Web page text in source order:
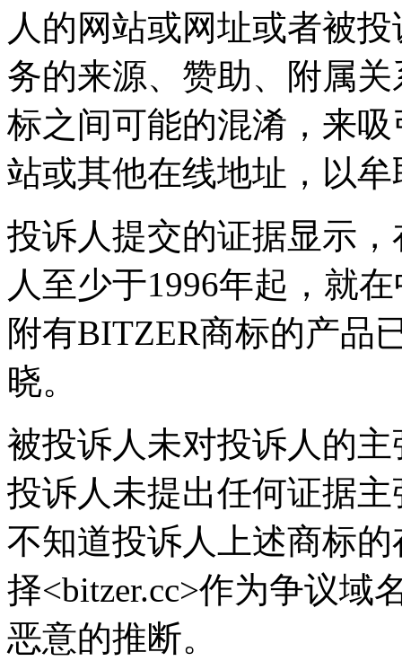
人的网站或网址或者被
务的来源、赞助、附属
标之间可能的混淆，来
站或其他在线地址，以
投诉人提交的证据显示
人至少于1996年起，就
附有BITZER商标的产品
晓。
被投诉人未对投诉人的
投诉人未提出任何证据
不知道投诉人上述商标
择<bitzer.cc>作为争议域
恶意的推断。